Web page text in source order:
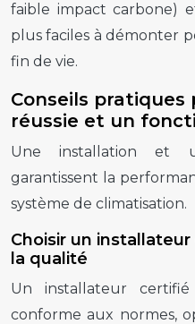
faible impact carbone)
plus faciles à démonter
fin de vie.
Conseils
réussie et un
Une installation et
garantissent la
système de climatisation.
Choisir un
la qualité
Un installateur
conforme aux normes,